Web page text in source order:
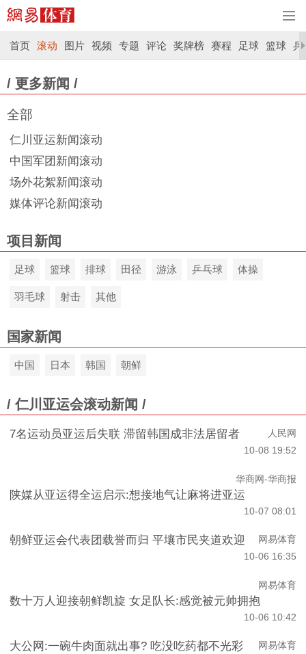
首页 滚动 图片 视频 专题 评论 奖牌榜 赛程 足球 篮球 乒
/ 更多新闻 /
全部
仁川亚运新闻滚动
中国军团新闻滚动
场外花絮新闻滚动
媒体评论新闻滚动
项目新闻
足球 篮球 排球 田径 游泳 乒乓球 体操
羽毛球 射击 其他
国家新闻
中国 日本 韩国 朝鲜
/ 仁川亚运会滚动新闻 /
人民网
7名运动员亚运后失联 滞留韩国成非法居留者
10-08 19:52
华商网-华商报
陕媒从亚运得全运启示:想接地气让麻将进亚运
10-07 08:01
网易体育
朝鲜亚运会代表团载誉而归 平壤市民夹道欢迎
10-06 16:35
网易体育
数十万人迎接朝鲜凯旋 女足队长:感觉被元帅拥抱
10-06 10:42
网易体育
大公网:一碗牛肉面就出事? 吃没吃药都不光彩